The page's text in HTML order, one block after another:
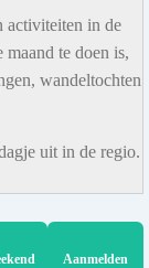
activiteiten in de
te doen is,
wandeltochten
uit in de regio.
Aanmelden